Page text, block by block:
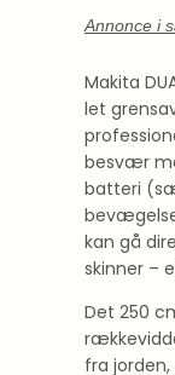
Annonce i
Makita
let
besvær
batteri
kan gå
skinner –
Det 250
fra